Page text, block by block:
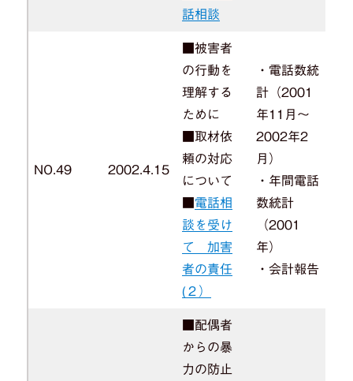
話相談
NO.49 2002.4.15
■被害者
の行動を
理解する
ために
■取材依
頼の対応
について
電話相
談を受け
て 加害
者の責任
(２）
・電話数統
計（2001
年11月～
2002年2
月）
・年間電話
数統計
（2001
年）
・会計報告
■配偶者
からの暴
力の防止